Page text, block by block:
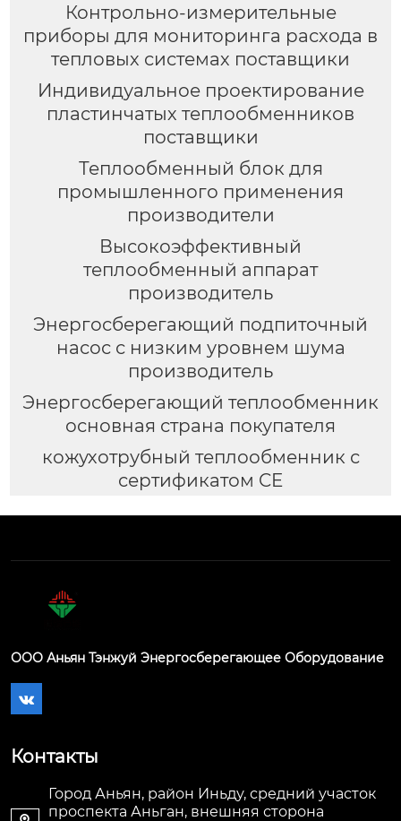
Контрольно-измерительные
приборы для мониторинга расхода в
тепловых системах поставщики
Индивидуальное проектирование
пластинчатых теплообменников
поставщики
Теплообменный блок для
промышленного применения
производители
Высокоэффективный
теплообменный аппарат
производитель
Энергосберегающий подпиточный
насос с низким уровнем шума
производитель
Энергосберегающий теплообменник
основная страна покупателя
кожухотрубный теплообменник с
сертификатом CE
ООО Аньян Тэнжуй Энергосберегающее Оборудование

Контакты
Город Аньян, район Иньду, средний участок
проспекта Аньган, внешняя сторона